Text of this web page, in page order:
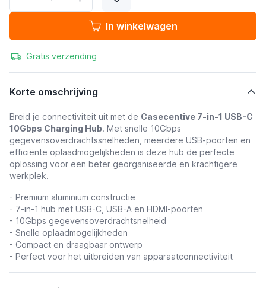
In winkelwagen
Gratis verzending
Korte omschrijving
Breid je connectiviteit uit met de Casecentive 7-in-1 USB-C
10Gbps Charging Hub. Met snelle 10Gbps
gegevensoverdrachtssnelheden, meerdere USB-poorten en
efficiënte oplaadmogelijkheden is deze hub de perfecte
oplossing voor een beter georganiseerde en krachtigere
werkplek.
- Premium aluminium constructie
- 7-in-1 hub met USB-C, USB-A en HDMI-poorten
- 10Gbps gegevensoverdrachtsnelheid
- Snelle oplaadmogelijkheden
- Compact en draagbaar ontwerp
- Perfect voor het uitbreiden van apparaatconnectiviteit